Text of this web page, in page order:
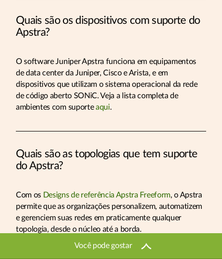
Você pode gostar
Quais são os dispositivos com suporte do
Apstra?
O software Juniper Apstra funciona em equipamentos
de data center da Juniper, Cisco e Arista, e em
dispositivos que utilizam o sistema operacional da rede
de código aberto SONiC. Veja a lista completa de
ambientes com suporteaqui.
Quais são as topologias que tem suporte
do Apstra?
Com os Designs de referência Apstra Freeform, o Apstra
permite que as organizações personalizem, automatizem
e gerenciem suas redes em praticamente qualquer
topologia, desde o núcleo até a borda.